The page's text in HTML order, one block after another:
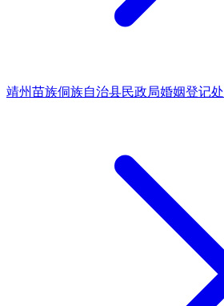
靖州苗族侗族自治县民政局婚姻登记处